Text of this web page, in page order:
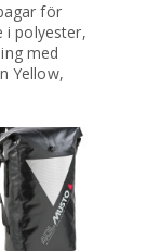
för
i polyester,
med
Yellow,